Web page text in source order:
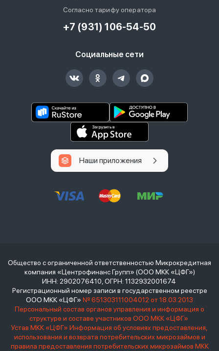
Согласно тарифу оператора
+7 (931) 106-54-50
Социальные сети
Наши приложения
Общество с ограниченной ответственностью Микрокредитная
компания «Центрофинанс Групп» (ООО МКК «ЦФГ»)
ИНН: 2902076410, ОГРН: 1132932001674
Регистрационный номер записи в государственном реестре
ООО МКК «ЦФГ» № 651303111004012 от 18.03.2013
Персональный состав органов управления и информация о
структуре и составе участников ООО МКК «ЦФГ»
Устав МКК «ЦФГ» Информация об условиях предоставления,
использования и возврата потребительских микрозаймов и
правила предоставления потребительских микрозаймов МКК